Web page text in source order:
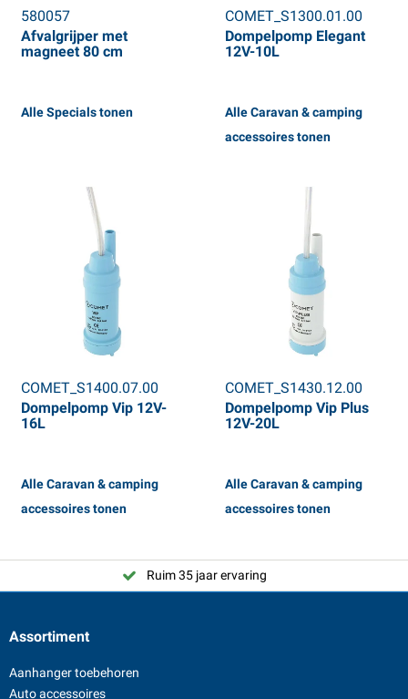
580057
Afvalgrijper met
magneet 80 cm
Alle Specials tonen
COMET_S1300.01.00
Dompelpomp Elegant
12V-10L
Alle Caravan & camping
accessoires tonen
COMET_S1400.07.00
Dompelpomp Vip 12V-
16L
Alle Caravan & camping
accessoires tonen
COMET_S1430.12.00
Dompelpomp Vip Plus
12V-20L
Alle Caravan & camping
accessoires tonen
Ruim 35 jaar ervaring
Assortiment
Aanhanger toebehoren
Auto accessoires